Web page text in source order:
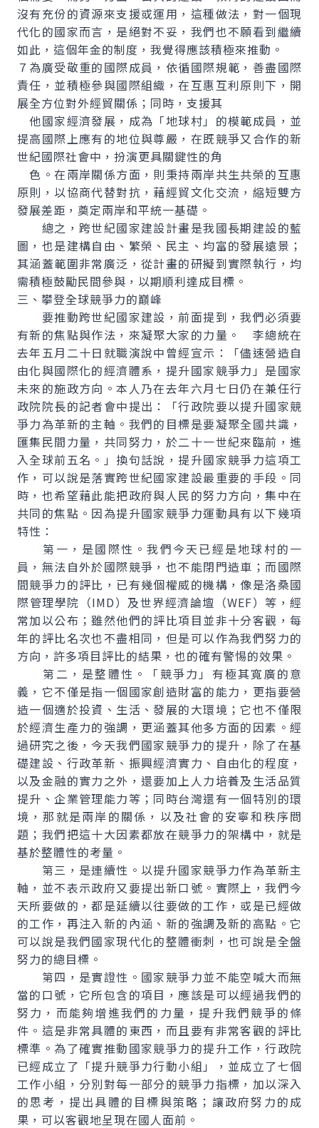
沒有充份的資源來支援或運用，這種做法，對一個現
代化的國家而言，是絕對不妥，我們也不願看到繼續
如此，這個年金的制度，我覺得應該積極來推動。
７為廣受敬重的國際成員，依循國際規範，善盡國際
責任，並積極參與國際組織，在互惠互利原則下，開
展全方位對外經貿關係；同時，支援其
他國家經濟發展，成為「地球村」的模範成員，並
提高國際上應有的地位與尊嚴，在既競爭又合作的新
世紀國際社會中，扮演更具關鍵性的角
色。在兩岸關係方面，則秉持兩岸共生共榮的互惠
原則，以協商代替對抗，藉經貿文化交流，縮短雙方
發展差距，奠定兩岸和平統一基礎。
總之，跨世紀國家建設計畫是我國長期建設的藍
圖，也是建構自由、繁榮、民主、均富的發展遠景；
其涵蓋範圍非常廣泛，從計畫的研擬到實際執行，均
需積極鼓勵民間參與，以期順利達成目標。
三、攀登全球競爭力的巔峰
要推動跨世紀國家建設，前面提到，我們必須要
有新的焦點與作法，來凝聚大家的力量。 李總統在
去年五月二十日就職演說中曾經宣示：「儘速營造自
由化與國際化的經濟體系，提升國家競爭力」是國家
未來的施政方向。本人乃在去年六月七日仍在兼任行
政院院長的記者會中提出：「行政院要以提升國家競
爭力為革新的主軸。我們的目標是要凝聚全國共識，
匯集民間力量，共同努力，於二十一世紀來臨前，進
入全球前五名。」換句話說，提升國家競爭力這項工
作，可以說是落實跨世紀國家建設最重要的手段。同
時，也希望藉此能把政府與人民的努力方向，集中在
共同的焦點。因為提升國家競爭力運動具有以下幾項
特性：
第一，是國際性。我們今天已經是地球村的一
員，無法自外於國際競爭，也不能閉門造車；而國際
間競爭力的評比，已有幾個權威的機構，像是洛桑國
際管理學院（IMD）及世界經濟論壇（WEF）等，經
常加以公布；雖然他們的評比項目並非十分客觀，每
年的評比名次也不盡相同，但是可以作為我們努力的
方向，許多項目評比的結果，也的確有警惕的效果。
第二，是整體性。「競爭力」有極其寬廣的意
義，它不僅是指一個國家創造財富的能力，更指要營
造一個適於投資、生活、發展的大環境；它也不僅限
於經濟生產力的強調，更涵蓋其他多方面的因素。經
過研究之後，今天我們國家競爭力的提升，除了在基
礎建設、行政革新、振興經濟實力、自由化的程度，
以及金融的實力之外，還要加上人力培養及生活品質
提升、企業管理能力等；同時台灣還有一個特別的環
境，那就是兩岸的關係，以及社會的安寧和秩序問
題；我們把這十大因素都放在競爭力的架構中，就是
基於整體性的考量。
第三，是連續性。以提升國家競爭力作為革新主
軸，並不表示政府又要提出新口號。實際上，我們今
天所要做的，都是延續以往要做的工作，或是已經做
的工作，再注入新的內涵、新的強調及新的高點。它
可以說是我們國家現代化的整體衝刺，也可說是全盤
努力的總目標。
第四，是實證性。國家競爭力並不能空喊大而無
當的口號，它所包含的項目，應該是可以經過我們的
努力，而能夠增進我們的力量，提升我們競爭的條
件。這是非常具體的東西，而且要有非常客觀的評比
標準。為了確實推動國家競爭力的提升工作，行政院
已經成立了「提升競爭力行動小組」，並成立了七個
工作小組，分別對每一部分的競爭力指標，加以深入
的思考，提出具體的目標與策略；讓政府努力的成
果，可以客觀地呈現在國人面前。